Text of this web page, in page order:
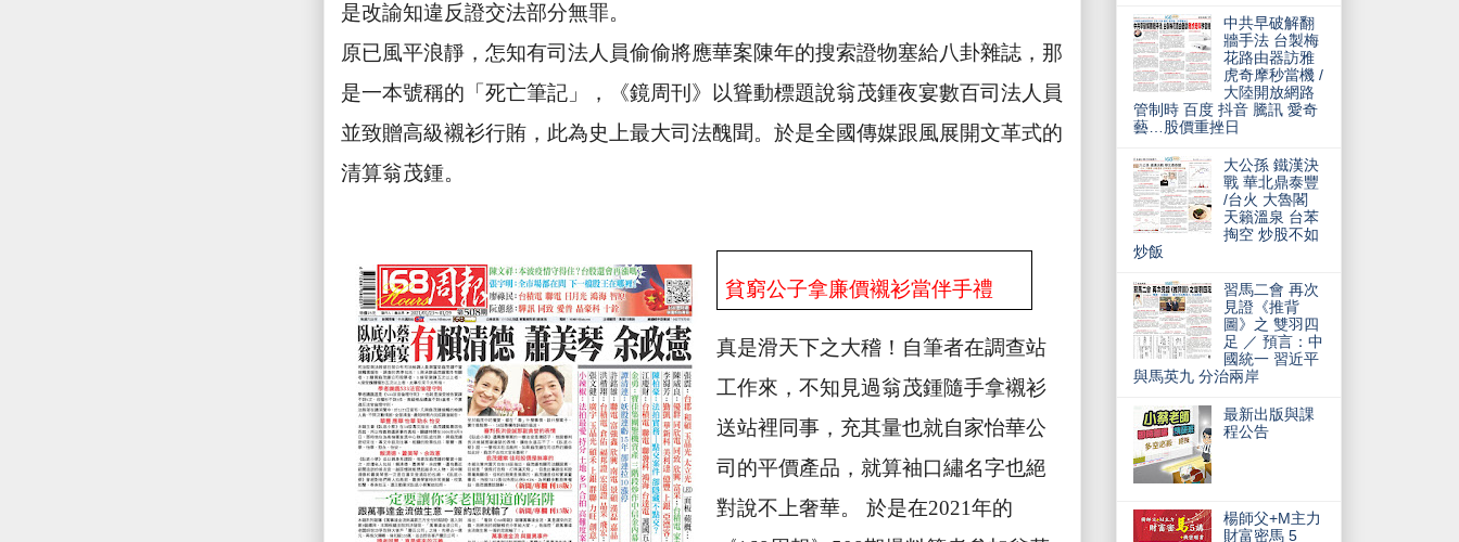
是改諭知違反證交法部分無罪。
原已風平浪靜，怎知有司法人員偷偷將應華案陳年的搜索證物塞給八卦雜誌，那
是一本號稱的「死亡筆記」，《鏡周刊》以聳動標題說翁茂鍾夜宴數百司法人員
並致贈高級襯衫行賄，此為史上最大司法醜聞。於是全國傳媒跟風展開文革式的
清算翁茂鍾。
貧窮公子拿廉價襯衫當伴手禮
真是滑天下之大稽！自筆者在調查站
工作來，不知見過翁茂鍾隨手拿襯衫
送站裡同事，充其量也就自家怡華公
司的平價產品，就算袖口繡名字也絕
對說不上奢華。 於是在2021年的
中共早破解翻
牆手法 台製梅
花路由器訪雅
虎奇摩秒當機 /
大陸開放網路
管制時 百度 抖音 騰訊 愛奇
藝…股價重挫日
大公孫 鐵漢決
戰 華北鼎泰豐
/台火 大魯閣
天籟溫泉 台苯
掏空 炒股不如
炒飯
習馬二會 再次
見證《推背
圖》之 雙羽四
足 ／ 預言：中
國統一 習近平
與馬英九 分治兩岸
最新出版與課
程公告
楊師父+M主力
財富密馬 5